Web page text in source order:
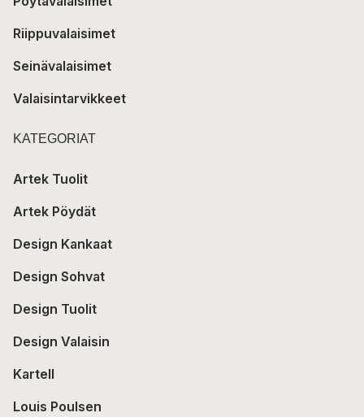
Riippuvalaisimet
Seinävalaisimet
Valaisintarvikkeet
KATEGORIAT
Artek Tuolit
Artek Pöydät
Design Kankaat
Design Sohvat
Design Tuolit
Design Valaisin
Kartell
Louis Poulsen